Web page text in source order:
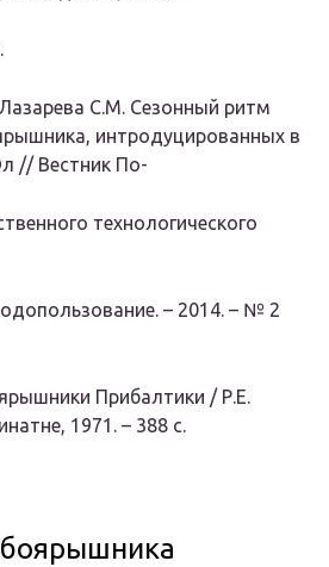
С.М. Сезонный ритм
интродуцированных в
// Вестник По-
технологического
– 2014. – № 2
Прибалтики / Р.Е.
1971. – 388 с.